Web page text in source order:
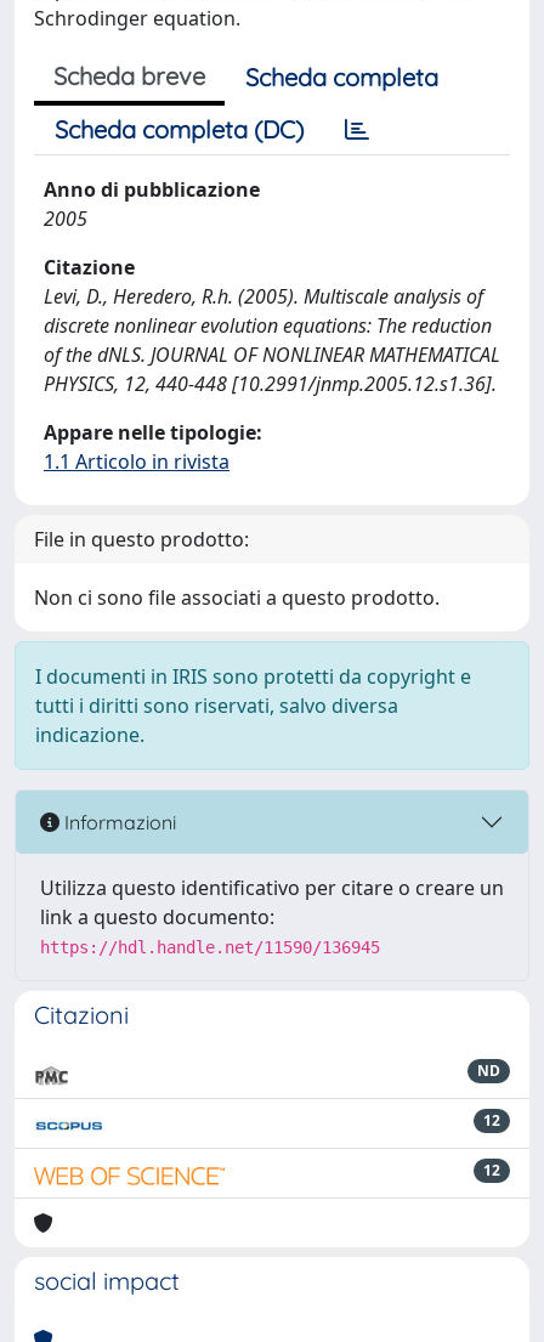
Schrodinger equation.
Scheda breve
Scheda completa
Scheda completa (DC)
Anno di pubblicazione
2005
Citazione
Levi, D., Heredero, R.h. (2005). Multiscale analysis of
discrete nonlinear evolution equations: The reduction
of the dNLS. JOURNAL OF NONLINEAR MATHEMATICAL
PHYSICS, 12, 440-448 [10.2991/jnmp.2005.12.s1.36].
Appare nelle tipologie:
1.1 Articolo in rivista
File in questo prodotto:
Non ci sono file associati a questo prodotto.
I documenti in IRIS sono protetti da copyright e
tutti i diritti sono riservati, salvo diversa
indicazione.
Informazioni
Utilizza questo identificativo per citare o creare un
link a questo documento:
https://hdl.handle.net/11590/136945
Citazioni
ND
12
12
social impact